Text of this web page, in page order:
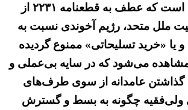
این روند در حالی است که عطف به قطعنامه ۲۲۳۱ از
ملل متحد، رژیم آخوندی نسبت به
یا «خرید تسلیحاتی» ممنوع گردیده
می‌شود که در سایه بی‌عملی و
عامدانه از سوی طرف‌های
ولی‌فقیه چگونه به بسط و گسترش